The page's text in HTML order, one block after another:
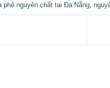
phê nguyên chất tại Đà Nẵng